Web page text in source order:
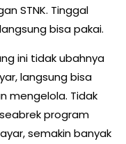
STNK. Tinggal
bisa pakai.
ini tidak ubahnya
langsung bisa
mengelola. Tidak
program
semakin banyak